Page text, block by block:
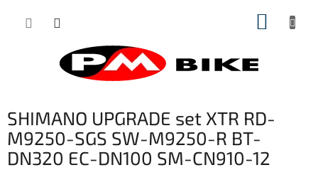
SHIMANO UPGRADE set XTR RD-
M9250-SGS SW-M9250-R BT-
DN320 EC-DN100 SM-CN910-12